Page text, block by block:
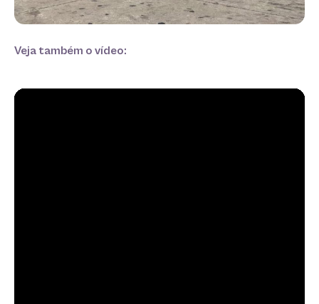
Veja também o vídeo: